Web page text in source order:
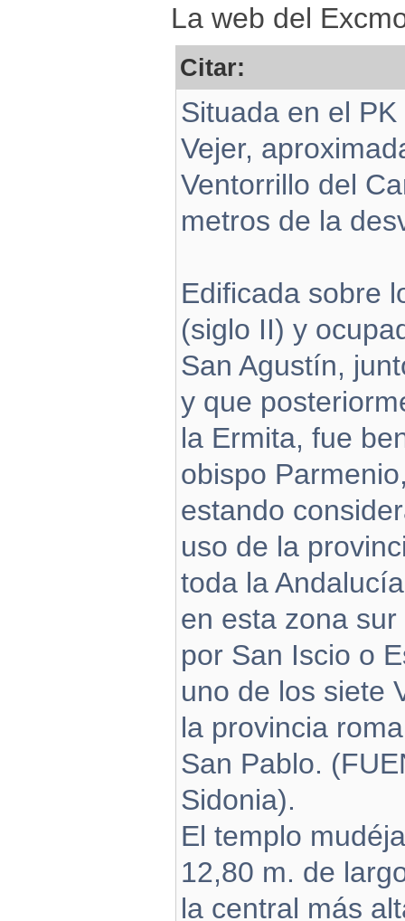
La web del
Citar:
Situada en el
Vejer,
Ventorrillo del
metros de la
Edificada sobre
(siglo II) y
San Agustín,
y que
la Ermita, fue
obispo
estando
uso de la
toda la
en esta zona
por San Iscio o
uno de los siete
la provincia
San Pablo.
Sidonia).
El templo
12,80 m. de
la central más